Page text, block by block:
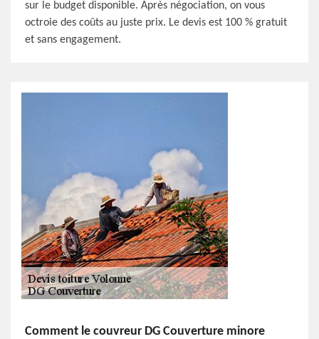
sur le budget disponible. Après négociation, on vous
octroie des coûts au juste prix. Le devis est 100 % gratuit
et sans engagement.
Comment le couvreur DG Couverture minore